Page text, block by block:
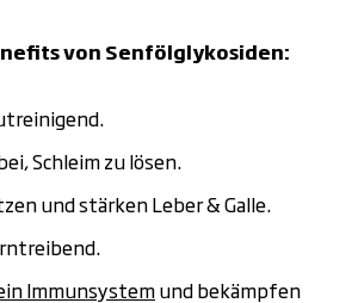
von Senfölglykosiden:
Schleim zu lösen.
und stärken Leber & Galle.
Immunsystemund bekämpfen